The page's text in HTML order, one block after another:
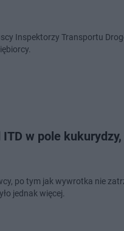
Inspektorzy Transportu
w pole kukurydzy,
po tym jak wywrotka nie
jednak więcej.